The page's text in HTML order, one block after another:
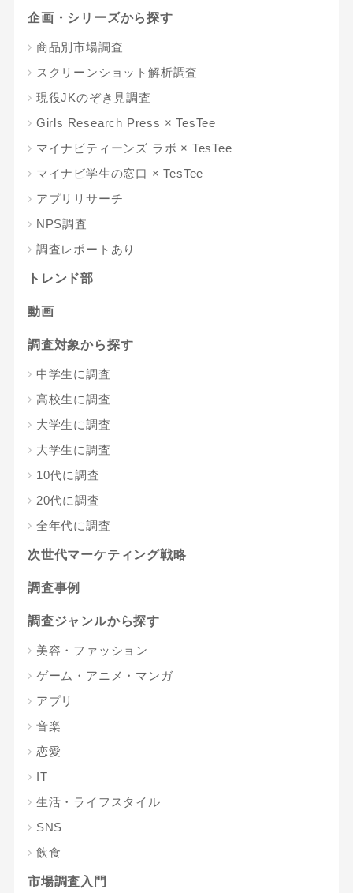
企画・シリーズから探す
商品別市場調査
スクリーンショット解析調査
現役JKのぞき見調査
Girls Research Press × TesTee
マイナビティーンズ ラボ × TesTee
マイナビ学生の窓口 × TesTee
アプリリサーチ
NPS調査
調査レポートあり
トレンド部
動画
調査対象から探す
中学生に調査
高校生に調査
大学生に調査
大学生に調査
10代に調査
20代に調査
全年代に調査
次世代マーケティング戦略
調査事例
調査ジャンルから探す
美容・ファッション
ゲーム・アニメ・マンガ
アプリ
音楽
恋愛
IT
生活・ライフスタイル
SNS
飲食
市場調査入門